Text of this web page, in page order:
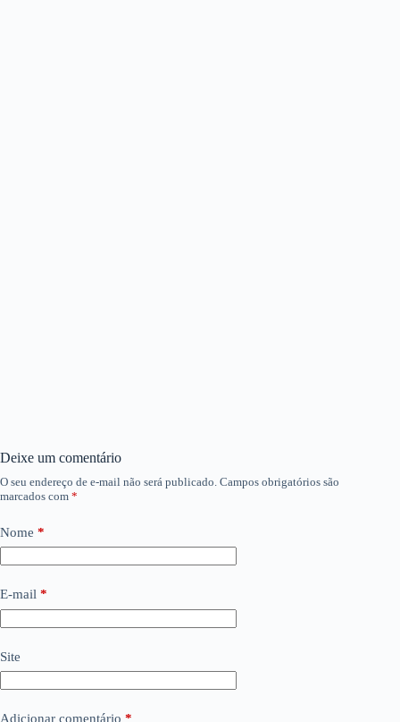
Deixe um comentário
O seu endereço de e-mail não será publicado. Campos obrigatórios são
marcados com *
Nome *
E-mail *
Site
Adicionar comentário *